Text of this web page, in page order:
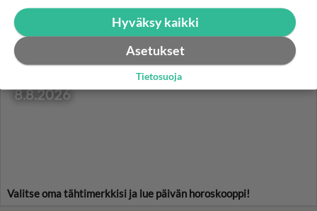
HOROSKOOPPI
8.8.2026
Valitse oma tähtimerkkisi ja lue päivän horoskooppi!
Hyväksy kaikki
Asetukset
Tietosuoja